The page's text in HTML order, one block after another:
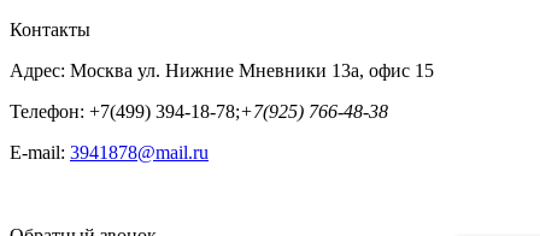
Контакты
Адрес: Москва ул. Нижние Мневники 13а, офис 15
Телефон: +7(499) 394-18-78;+7(925) 766-48-38
E-mail: 3941878@mail.ru